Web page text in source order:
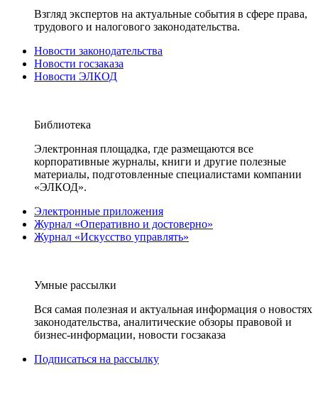
Взгляд экспертов на актуальные события в сфере права,
трудового и налогового законодательства.
Новости законодательства
Новости госзаказа
Новости ЭЛКОД
Библиотека
Электронная площадка, где размещаются все
корпоративные журналы, книги и другие полезные
материалы, подготовленные специалистами компании
«ЭЛКОД».
Электронные приложения
Журнал «Оперативно и достоверно»
Журнал «Искусство управлять»
Умные рассылки
Вся самая полезная и актуальная информация о новостях
законодательства, аналитические обзоры правовой и
бизнес-информации, новости госзаказа
Подписаться на рассылку